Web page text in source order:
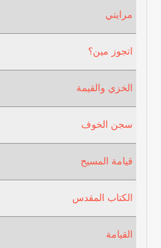
مرايتي
اتجوز مين؟
الخزي والقيمة
سجن الخوف
قيامة المسيح
الكتاب المقدس
القيامة